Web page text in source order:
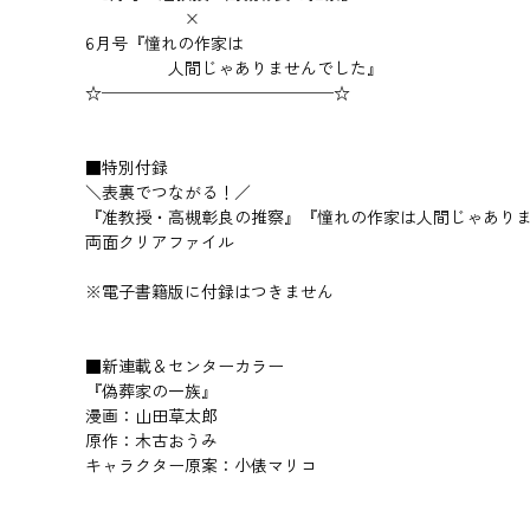
×
6月号『憧れの作家は
人間じゃありませんでした』
☆──────────────☆
■特別付録
＼表裏でつながる！／
『准教授・高槻彰良の推察』『憧れの作家は人間じゃあり
両面クリアファイル
※電子書籍版に付録はつきません
■新連載＆センターカラー
『偽葬家の一族』
漫画：山田草太郎
原作：木古おうみ
キャラクター原案：小俵マリコ